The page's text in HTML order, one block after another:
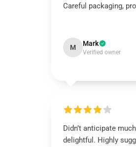
Careful packaging,
M Mark
Verified owner
Didn’t anticipate
delightful. Highly